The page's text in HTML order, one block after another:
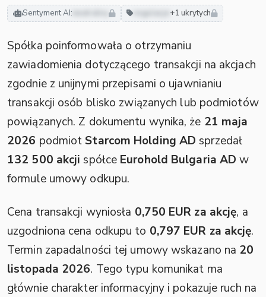
Sentyment AI: neutralny +1 ukrytych
Spółka poinformowała o otrzymaniu
zawiadomienia dotyczącego transakcji na akcjach
zgodnie z unijnymi przepisami o ujawnianiu
transakcji osób blisko związanych lub podmiotów
powiązanych. Z dokumentu wynika, że 21 maja
2026 podmiotStarcom Holding AD sprzedał
132 500 akcji spółce Eurohold Bulgaria AD w
formule umowy odkupu.
Cena transakcji wyniosła 0,750 EUR za akcję, a
uzgodniona cena odkupu to 0,797 EUR za akcję.
Termin zapadalności tej umowy wskazano na 20
listopada 2026. Tego typu komunikat ma
głównie charakter informacyjny i pokazuje ruch na